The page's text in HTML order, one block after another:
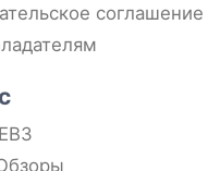
соглашение